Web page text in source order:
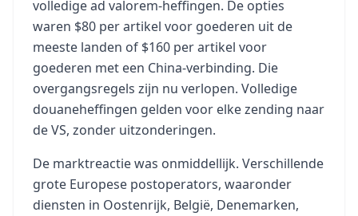
volledige ad valorem-heffingen. De opties
waren $80 per artikel voor goederen uit de
meeste landen of $160 per artikel voor
goederen met een China-verbinding. Die
overgangsregels zijn nu verlopen. Volledige
douaneheffingen gelden voor elke zending naar
de VS, zonder uitzonderingen.
De marktreactie was onmiddellijk. Verschillende
grote Europese postoperators, waaronder
diensten in Oostenrijk, België, Denemarken,